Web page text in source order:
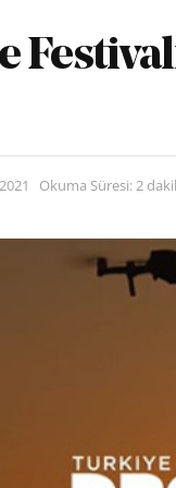
Okuma Süresi: 2